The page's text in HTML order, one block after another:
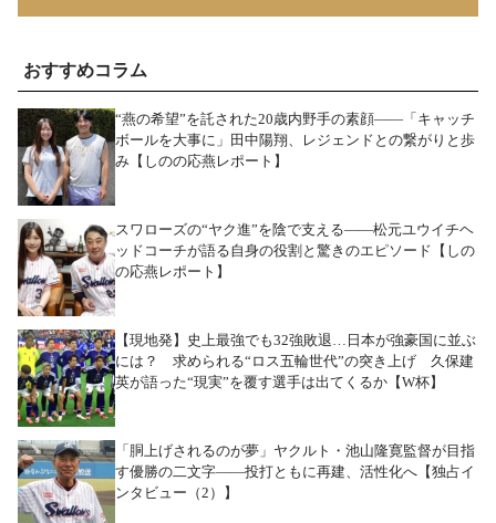
おすすめコラム
“燕の希望”を託された20歳内野手の素顔――「キャッチ
ボールを大事に」田中陽翔、レジェンドとの繋がりと歩
み【しのの応燕レポート】
スワローズの“ヤク進”を陰で支える――松元ユウイチヘ
ッドコーチが語る自身の役割と驚きのエピソード【しの
の応燕レポート】
【現地発】史上最強でも32強敗退…日本が強豪国に並ぶ
には？ 求められる“ロス五輪世代”の突き上げ 久保建
英が語った“現実”を覆す選手は出てくるか【W杯】
「胴上げされるのが夢」ヤクルト・池山隆寛監督が目指
す優勝の二文字――投打ともに再建、活性化へ【独占イ
ンタビュー（2）】